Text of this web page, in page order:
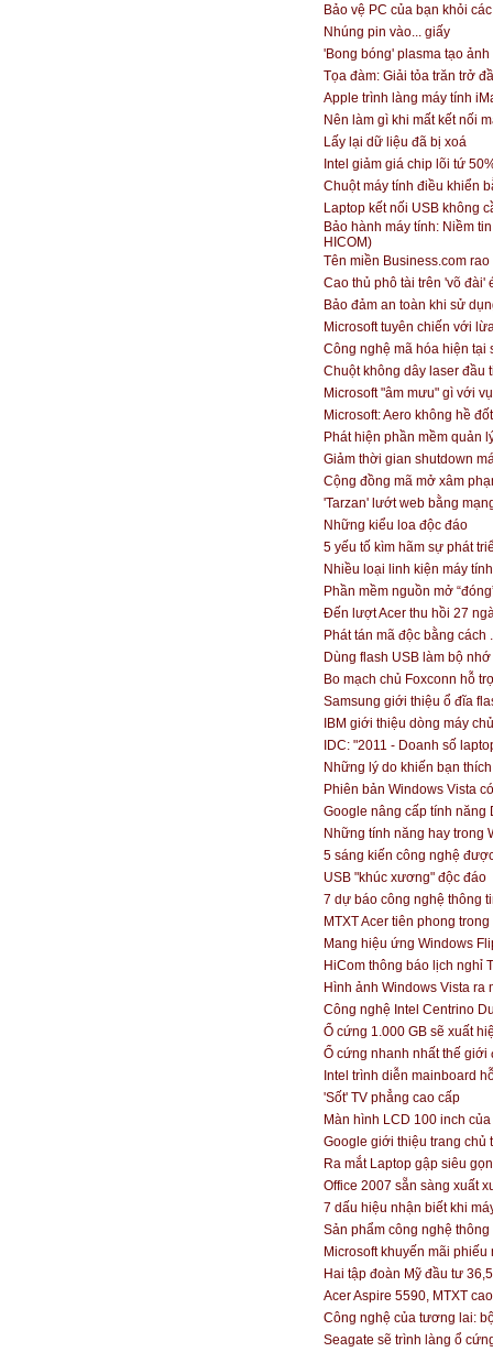
Bảo vệ PC của bạn khỏi
Nhúng pin vào... giấy
'Bong bóng' plasma tạo
Tọa đàm: Giải tỏa trăn trở
Apple trình làng máy tính
Nên làm gì khi mất kết nối
Lấy lại dữ liệu đã bị xoá
Intel giảm giá chip lõi tứ
Chuột máy tính điều khiển
Laptop kết nối USB không
Bảo hành máy tính: Niềm
HICOM)
Tên miền Business.com
Cao thủ phô tài trên 'võ đài'
Bảo đảm an toàn khi sử
Microsoft tuyên chiến với
Công nghệ mã hóa hiện tại
Chuột không dây laser đầu
Microsoft "âm mưu" gì với
Microsoft: Aero không hề
Phát hiện phần mềm quản
Giảm thời gian shutdown
Cộng đồng mã mở xâm
'Tarzan' lướt web bằng
Những kiểu loa độc đáo
5 yếu tố kìm hãm sự phát
Nhiều loại linh kiện máy
Phần mềm nguồn mở
Đến lượt Acer thu hồi 27
Phát tán mã độc bằng cách
Dùng flash USB làm bộ
Bo mạch chủ Foxconn hỗ
Samsung giới thiệu ổ đĩa
IBM giới thiệu dòng máy
IDC: "2011 - Doanh số
Những lý do khiến bạn
Phiên bản Windows Vista
Google nâng cấp tính năng
Những tính năng hay trong
5 sáng kiến công nghệ
USB "khúc xương" độc đáo
7 dự báo công nghệ thông
MTXT Acer tiên phong
Mang hiệu ứng Windows
HiCom thông báo lịch nghỉ
Hình ảnh Windows Vista ra
Công nghệ Intel Centrino
Ổ cứng 1.000 GB sẽ xuất
Ổ cứng nhanh nhất thế giới
Intel trình diễn mainboard
'Sốt' TV phẳng cao cấp
Màn hình LCD 100 inch
Google giới thiệu trang chủ
Ra mắt Laptop gập siêu gọn
Office 2007 sẵn sàng xuất
7 dấu hiệu nhận biết khi
Sản phẩm công nghệ
Microsoft khuyến mãi
Hai tập đoàn Mỹ đầu tư
Acer Aspire 5590, MTXT
Công nghệ của tương lai:
Seagate sẽ trình làng ổ